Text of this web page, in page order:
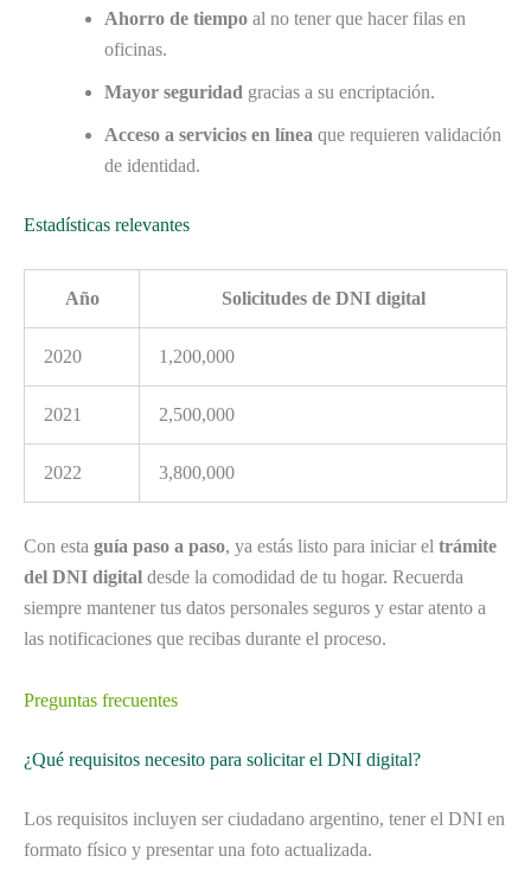
Ahorro de tiempo al no tener que hacer filas en
oficinas.
Mayor seguridad gracias a su encriptación.
Acceso a servicios en línea que requieren validación
de identidad.
Estadísticas relevantes
Año Solicitudes de DNI digital
2020 1,200,000
2021 2,500,000
2022 3,800,000
Con esta guía paso a paso, ya estás listo para iniciar el trámite
del DNI digital desde la comodidad de tu hogar. Recuerda
siempre mantener tus datos personales seguros y estar atento a
las notificaciones que recibas durante el proceso.
Preguntas frecuentes
¿Qué requisitos necesito para solicitar el DNI digital?
Los requisitos incluyen ser ciudadano argentino, tener el DNI en
formato físico y presentar una foto actualizada.